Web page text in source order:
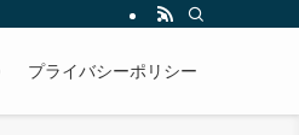
プライバシーポリシー